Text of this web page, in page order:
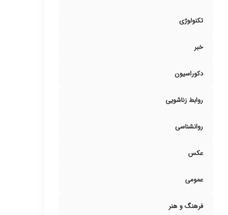
تکنولوژی
خبر
دکوراسیون
روابط زناشویی
روانشناسی
عکس
عمومی
فرهنگ و هنر